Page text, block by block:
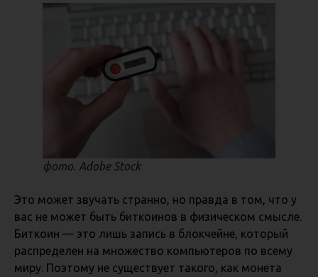
фото. Adobe Stock
Это может звучать странно, но правда в том, что у
вас не может быть биткоинов в физическом смысле.
Биткоин — это лишь запись в блокчейне, который
распределен на множество компьютеров по всему
миру. Поэтому не существует такого, как монета